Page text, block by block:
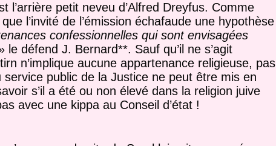
l’arrière petit neveu d’Alfred Dreyfus. Comme
l’invité de l’émission échafaude une hypothèse
confessionnelles qui sont envisagées
le défend J. Bernard**. Sauf qu’il ne s’agit
n’implique aucune appartenance religieuse, pas
public de la Justice ne peut être mis en
s’il a été ou non élevé dans la religion juive
avec une kippa au Conseil d’état !